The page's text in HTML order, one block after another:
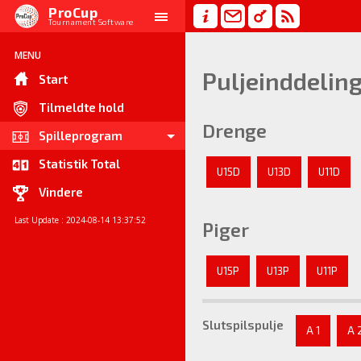
ProCup
Tournament Software
MENU
Start
Tilmeldte hold
Spilleprogram
Statistik Total
Vindere
Last Update : 2024-08-14 13:37:52
Drenge
U15D U13D U11D
Piger
U15P U13P U11P
Slutspilspulje A 1 A